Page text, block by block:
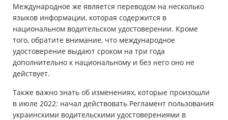
Международное же является переводом на несколько
языков информации, которая содержится в
национальном водительском удостоверении. Кроме
того, обратите внимание, что международное
удостоверение выдают сроком на три года
дополнительно к национальному и без него оно не
действует.
Также важно знать об изменениях, которые произошли
в июле 2022: начал действовать Регламент пользования
украинскими водительскими удостоверениями в